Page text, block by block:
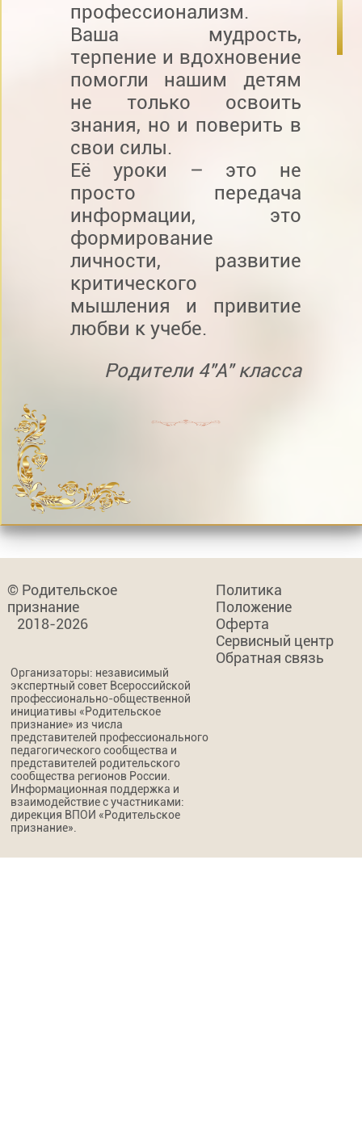
профессионализм.
Ваша мудрость,
терпение и вдохновение
помогли нашим детям
не только освоить
знания, но и поверить в
свои силы.
Её уроки – это не
просто передача
информации, это
формирование
личности, развитие
критического
мышления и привитие
любви к учебе.
Родители 4"А" класса
© Родительское
признание
2018-2026
Политика
Положение
Оферта
Сервисный центр
Обратная связь
Организаторы: независимый
экспертный совет Всероссийской
профессионально-общественной
инициативы «Родительское
признание» из числа
представителей профессионального
педагогического сообщества и
представителей родительского
сообщества регионов России.
Информационная поддержка и
взаимодействие с участниками:
дирекция ВПОИ «Родительское
признание».